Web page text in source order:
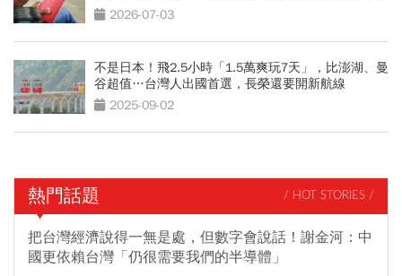
包 2026-07-03
不是日本！飛2.5小時「1.5萬爽玩7天」，比澎湖、曼
谷超值…台灣人出國首選，長榮還要開新航線
2025-09-02
熱門話題 / HOT STORIES /
把台灣經濟說得一無是處，但數字會說話！謝金河：中
國更依賴台灣「仍很需要我們的半導體」